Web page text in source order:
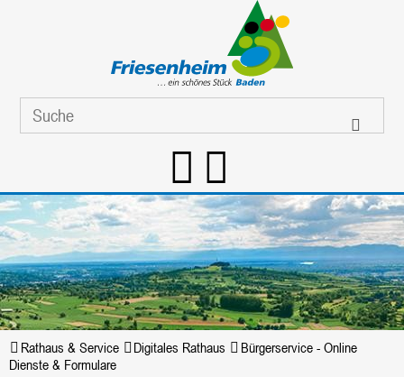
Rathaus & Service Digitales Rathaus
Bürgerservice - Online
Dienste & Formulare